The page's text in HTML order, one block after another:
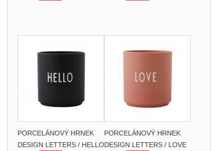
PORCELÁNOVÝ HRNEK
DESIGN LETTERS / HELLO
PORCELÁNOVÝ HRNEK
DESIGN LETTERS / LOVE